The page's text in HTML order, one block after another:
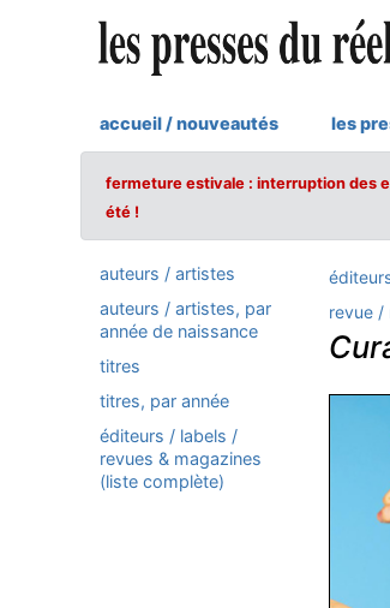
accueil / nouveautés les
fermeture estivale : interruption des
été !
auteurs / artistes
auteurs / artistes, par
année de naissance
titres
titres, par année
éditeurs / labels /
revues & magazines
(liste complète)
revue /